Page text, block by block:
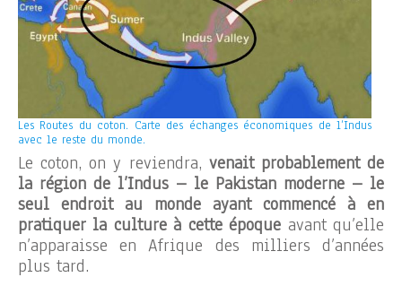
Les Routes du coton. Carte des échanges économiques de l’Indus
avec le reste du monde.
Le coton, on y reviendra, venait probablement de
la région de l’Indus – le Pakistan moderne – le
seul endroit au monde ayant commencé à en
pratiquer la culture à cette époque avant qu’elle
n’apparaisse en Afrique des milliers d’années
plus tard.